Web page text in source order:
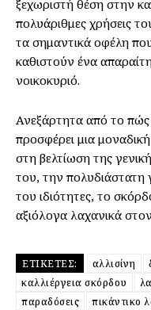
ξεχωριστή θέση στην
πολυάριθμες χρήσεις
τα σημαντικά οφέλη
καθιστούν ένα
νοικοκυριό.
Ανεξάρτητα από το πώς
προσφέρει μια
στη βελτίωση της
του, την πολυδιάστατη
του ιδιότητες, το
αξιόλογα λαχανικά
ΕΤΙΚΈΤΕΣ: αλλισίνη
καλλιέργεια σκόρδου
παραδόσεις
πικάντικο